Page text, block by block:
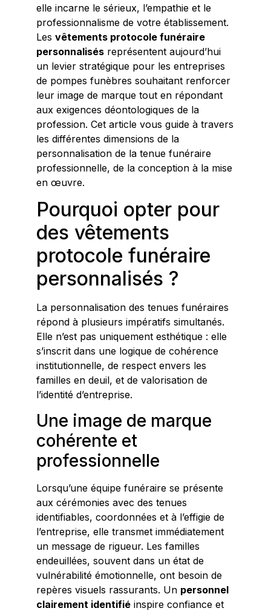
elle incarne le sérieux, l’empathie et le
professionnalisme de votre établissement.
Les vêtements protocole funéraire
personnalisés représentent aujourd’hui
un levier stratégique pour les entreprises
de pompes funèbres souhaitant renforcer
leur image de marque tout en répondant
aux exigences déontologiques de la
profession. Cet article vous guide à travers
les différentes dimensions de la
personnalisation de la tenue funéraire
professionnelle, de la conception à la mise
en œuvre.
Pourquoi opter pour
des vêtements
protocole funéraire
personnalisés ?
La personnalisation des tenues funéraires
répond à plusieurs impératifs simultanés.
Elle n’est pas uniquement esthétique : elle
s’inscrit dans une logique de cohérence
institutionnelle, de respect envers les
familles en deuil, et de valorisation de
l’identité d’entreprise.
Une image de marque
cohérente et
professionnelle
Lorsqu’une équipe funéraire se présente
aux cérémonies avec des tenues
identifiables, coordonnées et à l’effigie de
l’entreprise, elle transmet immédiatement
un message de rigueur. Les familles
endeuillées, souvent dans un état de
vulnérabilité émotionnelle, ont besoin de
repères visuels rassurants. Un personnel
clairement identifié inspire confiance et